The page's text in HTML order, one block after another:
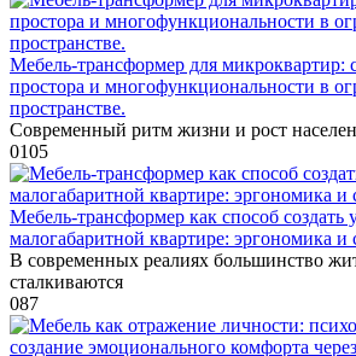
Мебель-трансформер для микроквартир:
простора и многофункциональности в
пространстве.
Современный ритм жизни и рост
0105
Мебель-трансформер как способ создать
малогабаритной квартире: эргономика и
В современных реалиях большинство
сталкиваются
087